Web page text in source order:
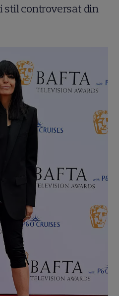
stil controversat din